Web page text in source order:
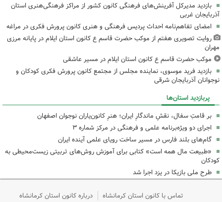
بازدید مدیرکل آفرینش‌های فرهنگی کانون کشور از مراکز فرهنگی‌هنری استان
آذربایجان غربی
امضای تفاهم‌نامه احداث پردیس فرهنگی و هنری کانون پرورش فکری در مراغه
روایت تصویری هفتم از موکب حضرت قاسم ع کانون استان ایلام در پایانه مرزی
مهران
موکب حضرت قاسم ع کانون استان ایلام در مسیر عاشقی
بازدید فرید موسوی، نماینده مجلس از مجتمع کانون پرورش فکری کودکان و
نوجوانان آذربایجان شرقی
پربازدید استان‌ها
بر قامتِ سفال، نقشِ ماندگارِ ایران؛ هنرِ کانون‌یاران نوجوان اصفهان
اجرای دو ویژه‌برنامه علمی و فرهنگی در مرکز شماره ۳
گام‌های بلند فارس در مسیر ساخت رویای علمی آینده ایران
«طبیعت مال همه است» کتابی برای آموزش روش‌های تربیتی زیست‌محیطی به
کودکان
طرح ملی بازیکا در یزد اجرا شد
تماس با کانون استان کرمانشاه درباره کانون استان کرمانشاه